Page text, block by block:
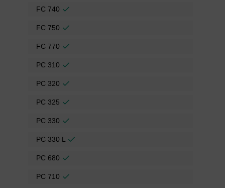
FC 740
FC 750
FC 770
PC 310
PC 320
PC 325
PC 330
PC 330 L
PC 680
PC 710